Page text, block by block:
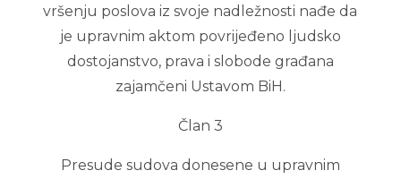
vršenju poslova iz svoje nadležnosti nađe da
je upravnim aktom povrijeđeno ljudsko
dostojanstvo, prava i slobode građana
zajamčeni Ustavom BiH.
Član 3
Presude sudova donesene u upravnim